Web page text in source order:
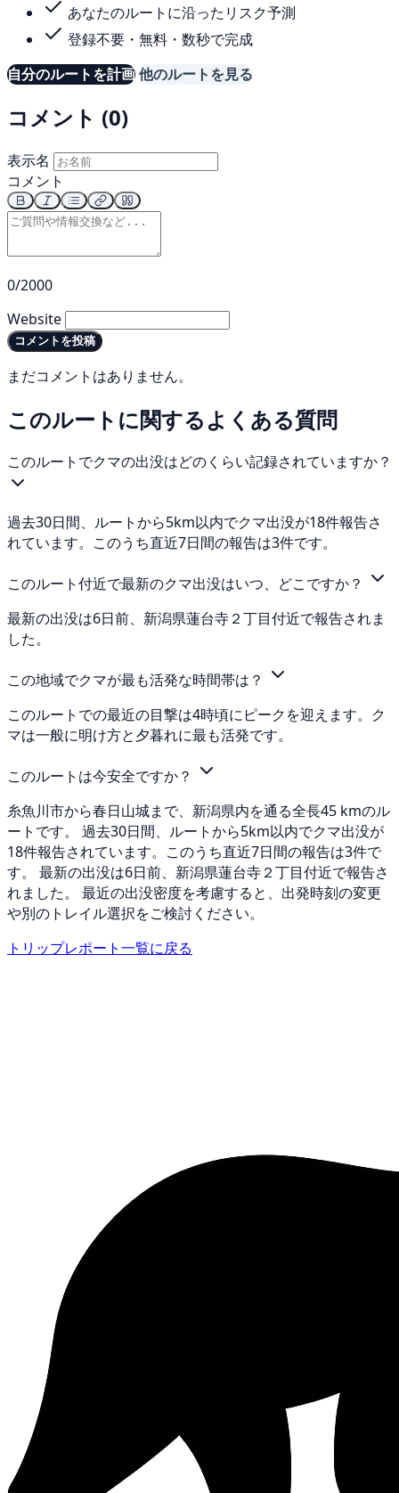
あなたのルートに沿ったリスク予測
登録不要・無料・数秒で完成
自分のルートを計画他のルートを見る
コメント (0)
表示名
コメント
0/2000
Website
コメントを投稿
まだコメントはありません。
このルートに関するよくある質問
このルートでクマの出没はどのくらい記録されていますか？
過去30日間、ルートから5km以内でクマ出没が18件報告さ
れています。このうち直近7日間の報告は3件です。
このルート付近で最新のクマ出没はいつ、どこですか？
最新の出没は6日前、新潟県蓮台寺２丁目付近で報告されま
した。
この地域でクマが最も活発な時間帯は？
このルートでの最近の目撃は4時頃にピークを迎えます。ク
マは一般に明け方と夕暮れに最も活発です。
このルートは今安全ですか？
糸魚川市から春日山城まで、新潟県内を通る全長45 kmのル
ートです。 過去30日間、ルートから5km以内でクマ出没が
18件報告されています。このうち直近7日間の報告は3件で
す。 最新の出没は6日前、新潟県蓮台寺２丁目付近で報告さ
れました。 最近の出没密度を考慮すると、出発時刻の変更
や別のトレイル選択をご検討ください。
トリップレポート一覧に戻る